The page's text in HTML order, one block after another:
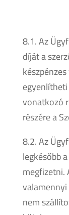
8.1. Az
díját a
vonatkozó
részére a
8.2. Az
legkésőbb
megfizetni.
nem